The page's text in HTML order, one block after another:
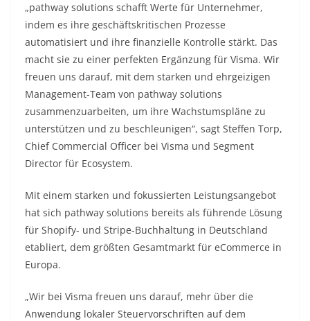
„pathway solutions schafft Werte für Unternehmer,
indem es ihre geschäftskritischen Prozesse
automatisiert und ihre finanzielle Kontrolle stärkt. Das
macht sie zu einer perfekten Ergänzung für Visma. Wir
freuen uns darauf, mit dem starken und ehrgeizigen
Management-Team von pathway solutions
zusammenzuarbeiten, um ihre Wachstumspläne zu
unterstützen und zu beschleunigen“, sagt Steffen Torp,
Chief Commercial Officer bei Visma und Segment
Director für Ecosystem.
Mit einem starken und fokussierten Leistungsangebot
hat sich pathway solutions bereits als führende Lösung
für Shopify- und Stripe-Buchhaltung in Deutschland
etabliert, dem größten Gesamtmarkt für eCommerce in
Europa.
„Wir bei Visma freuen uns darauf, mehr über die
Anwendung lokaler Steuervorschriften auf dem